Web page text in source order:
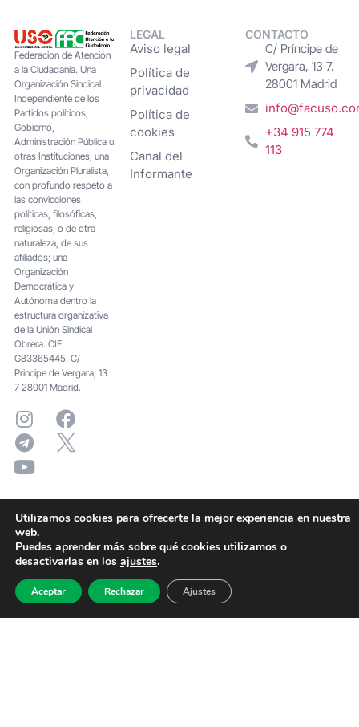
Federacion de Atención
a la Ciudadanía. Una
Organización Sindical
Independiente de los
Partidos políticos,
Gobierno,
Administración Pública u
otras Instituciones; una
Organización Pluralista,
con profundo respeto a
las convicciones
políticas, filosóficas,
religiosas, o de otra
naturaleza, de sus
afiliados; una
Organización
Democrática y
Autónoma dentro la
estructura organizativa
de la Unión Sindical
Obrera. CIF
G83365445. C/
Principe de Vergara, 13
7 28001 Madrid.
LEGAL
Aviso legal
Política de
privacidad
Política de
cookies
Canal del
Informante
CONTACTO
C/ Príncipe de
Vergara, 13 7.
28001 Madrid
+34 915 774
113
Utilizamos cookies para ofrecerte la mejor experiencia en nuestra
web.
Puedes aprender más sobre qué cookies utilizamos o
desactivarlas en los ajustes.
Aceptar Rechazar Ajustes